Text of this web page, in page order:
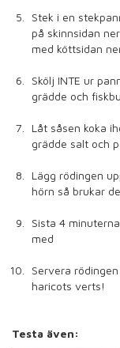
Stek i en
på skinnsidan
med köttsidan
Skölj INTE ur
grädde och
Låt såsen koka
grädde salt och
Lägg rödingen
hörn så brukar
Sista 4
med
Servera
haricots verts!
Testa även: